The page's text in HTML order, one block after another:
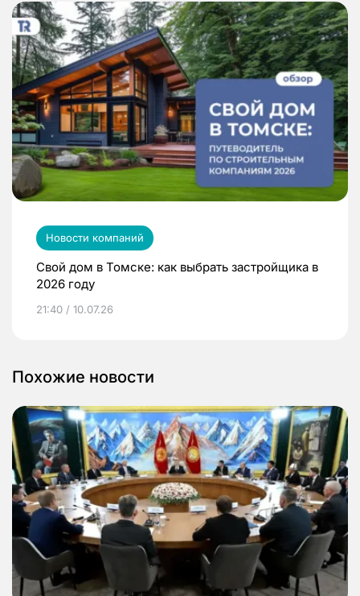
Новости компаний
Свой дом в Томске: как выбрать застройщика в
2026 году
21:40 / 10.07.26
Похожие новости